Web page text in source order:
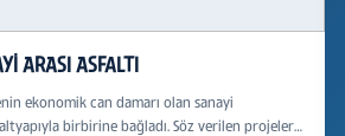
ARASI ASFALTI
ekonomik can damarı olan sanayi
birbirine bağladı. Söz verilen projeler